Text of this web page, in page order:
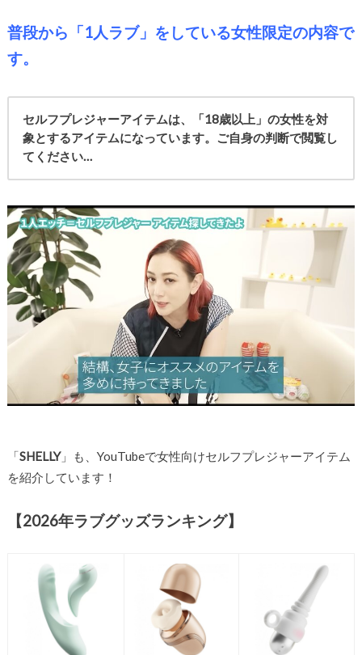
普段から「1人ラブ」をしている女性限定の内容で
す。
セルフプレジャーアイテムは、「18歳以上」の女性を対
象とするアイテムになっています。ご自身の判断で閲覧し
てください…
「SHELLY」も、YouTubeで女性向けセルフプレジャーアイテム
を紹介しています！
【2026年ラブグッズランキング】